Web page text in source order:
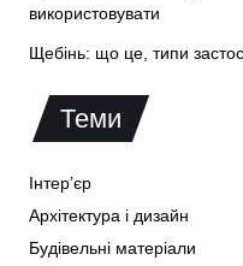
використовувати
Щебінь: що це, типи
Теми
Інтер’єр
Архітектура і дизайн
Будівельні матеріали